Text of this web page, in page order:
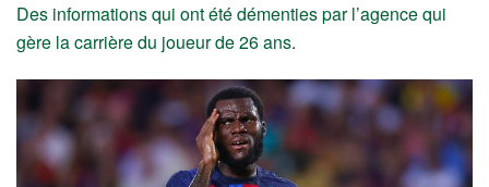
Des informations qui ont été démenties par l’agence qui
gère la carrière du joueur de 26 ans.